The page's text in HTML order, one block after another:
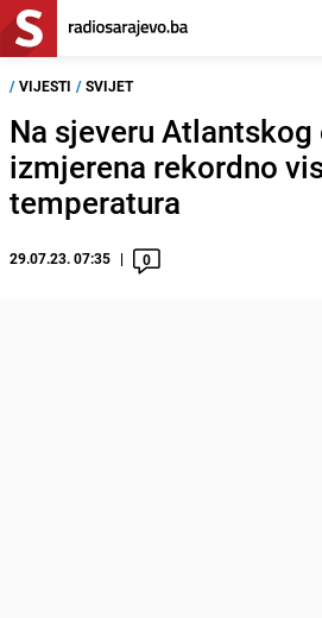
/ VIJESTI / SVIJET
Na sjeveru Atlantskog
izmjerena rekordno
temperatura
29.07.23. 07:35 0